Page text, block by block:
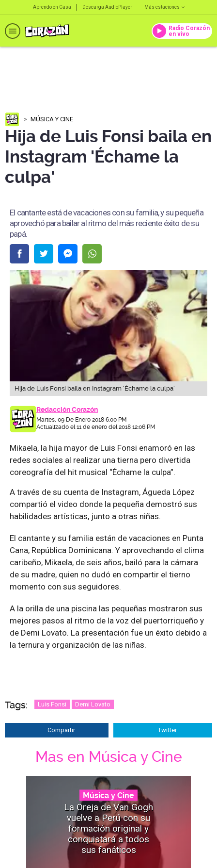
Aprendo en Casa Descarga AudioPlayer Más estaciones
Radio Corazón
en vivo
MÚSICA Y CINE
Hija de Luis Fonsi baila en
Instagram 'Échame la
culpa'
El cantante está de vacaciones con su familia, y su pequeña
aprovechó para bailar al ritmo del más reciente éxito de su
papá.
Hija de Luis Fonsi baila en Instagram 'Échame la culpa'
Redacción Corazón
Martes, 09 De Enero 2018 6:00 PM
Actualizado el 11 de enero del 2018 12:06 PM
Mikaela, la hija mayor de Luis Fonsi enamoró en las
redes sociales al realizar una tierna pero divertida
coreografía del hit musical “Échame la culpa”.
A través de su cuenta de Instagram, Águeda López
compartió el video donde la pequeña demostró sus
habilidades artísticas, junto a otras niñas.
El cantante y su familia están de vacaciones en Punta
Cana, República Dominicana. Y aprovechando el clima
caribeño, Mikaela, de seis años, bailó para la cámara
de su madre, quien no dudó en compartir el tierno
momento con sus seguidores.
A la orilla de una piscina las pequeñas mostraron sus
mejores pasos al ritmo de la voz del puertorriqueño y
de Demi Lovato. La presentación fue un éxito debido a
la ternura y organización de las niñas.
Tags: Luis Fonsi Demi Lovato
Compartir Twitter
Mas en Música y Cine
Música y Cine
La Oreja de Van Gogh
vuelve a Perú con su
formación original y
conquistará a todos
sus fanáticos